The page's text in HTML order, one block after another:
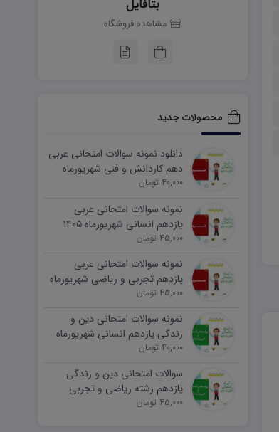
بتافایل
مشاهده فروشگاه
محصولات جدید
دانلود نمونه سوالات امتحانی عربی
دهم کاردانش و فنی شهریورماه
۱۴۰۵ word
40,000 تومان
نمونه سوالات امتحانی عربی
یازدهم انسانی شهریورماه ۱۴۰۵
word
45,000 تومان
نمونه سوالات امتحانی عربی
یازدهم تجربی و ریاضی شهریورماه
۱۴۰۵ word
45,000 تومان
نمونه سوالات امتحانی دین و
زندگی یازدهم انسانی شهریورماه
۱۴۰۵ word
40,000 تومان
سوالات امتحانی دین و زندگی
یازدهم رشته ریاضی و تجربی
شهریورماه ۱۴۰۵ word
45,000 تومان